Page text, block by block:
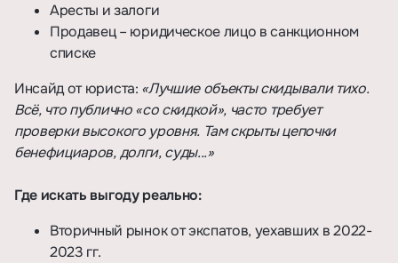
Аресты и залоги
Продавец – юридическое лицо в санкционном
списке
Инсайд от юриста: «Лучшие объекты скидывали тихо.
Всё, что публично «со скидкой», часто требует
проверки высокого уровня. Там скрыты цепочки
бенефициаров, долги, суды...»
Где искать выгоду реально:
Вторичный рынок от экспатов, уехавших в 2022-
2023 гг.